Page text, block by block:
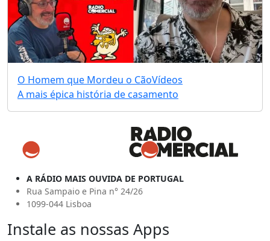
O Homem que Mordeu o CãoVídeos
A mais épica história de casamento
A RÁDIO MAIS OUVIDA DE PORTUGAL
Rua Sampaio e Pina n° 24/26
1099-044 Lisboa
Instale as nossas Apps